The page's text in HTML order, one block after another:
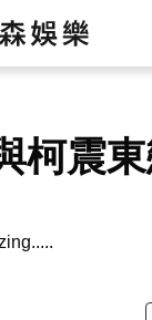
柯震